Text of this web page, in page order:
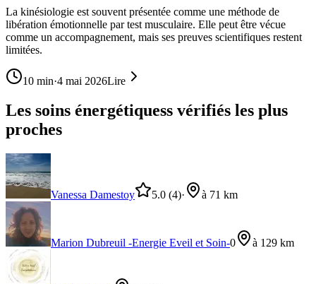
La kinésiologie est souvent présentée comme une méthode de
libération émotionnelle par test musculaire. Elle peut être vécue
comme un accompagnement, mais ses preuves scientifiques restent
limitées.
10 min·4 mai 2026Lire
Les soins énergétiquess vérifiés les plus
proches
Vanessa Damestoy 5.0 (4)· à 71 km
Marion Dubreuil -Energie Eveil et Soin-0 à 129 km